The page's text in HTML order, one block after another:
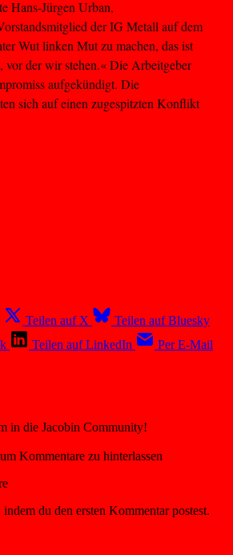
Hans-Jürgen Urban,
der IG Metall auf dem
Wut linken Mut zu machen, das ist
vor der wir stehen.« Die Arbeitgeber
aufgekündigt. Die
sich auf einen zugespitzten Konflikt
Teilen auf X
Teilen auf Bluesky
Teilen auf LinkedIn
Per E-Mail
in die Jacobin Community!